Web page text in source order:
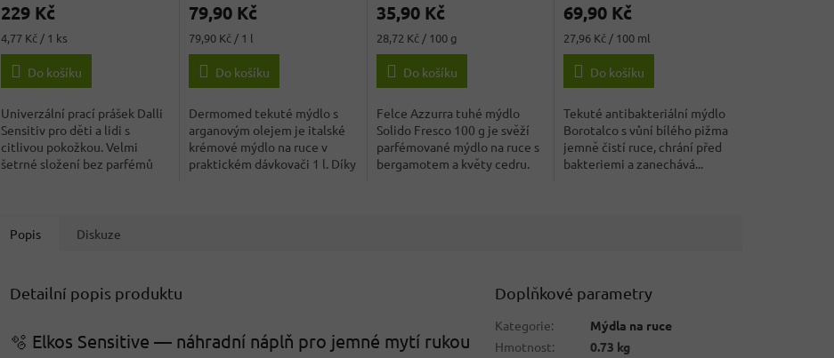
produktu
3,5
229 Kč
Měrná
cena:
4,77 Kč / 1 ks
Do košíku
Univerzální prací prášek Dalli
Sensitiv pro děti a lidi s
citlivou pokožkou. Velmi
šetrné složení bez parfémů
produktu
3,0
79,90 Kč
Měrná
cena:
79,90 Kč / 1 l
Do košíku
Dermomed tekuté mýdlo s
arganovým olejem je italské
krémové mýdlo na ruce v
praktickém dávkovači 1 l. Díky
35,90 Kč
Měrná
cena:
28,72 Kč / 100 g
Do košíku
Felce Azzurra tuhé mýdlo
Solido Fresco 100 g je svěží
parfémované mýdlo na ruce s
bergamotem a květy cedru.
69,90 Kč
Měrná
cena:
27,96 Kč / 100 ml
Do košíku
Tekuté antibakteriální mýdlo
Borotalco s vůní bílého pižma
jemně čistí ruce, chrání před
bakteriemi a zanechává...
Popis Diskuze
Detailní popis produktu
🫧 Elkos Sensitive — náhradní náplň pro jemné mytí rukou
Doplňkové parametry
Kategorie:
Mýdla na ruce
Hmotnost:
0.73 kg